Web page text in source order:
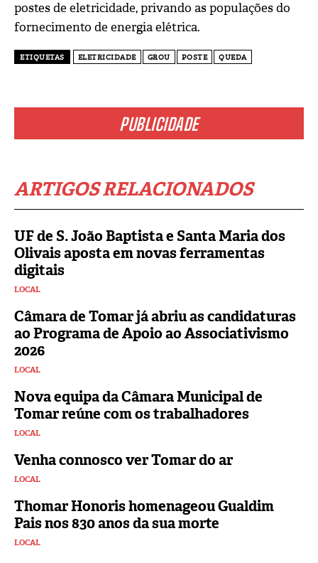
PUBLICIDADE
ARTIGOS RELACIONADOS
UF de S. João Baptista e Santa Maria dos
Olivais aposta em novas ferramentas
digitais
LOCAL
Câmara de Tomar já abriu as candidaturas
ao Programa de Apoio ao Associativismo
2026
LOCAL
Nova equipa da Câmara Municipal de
Tomar reúne com os trabalhadores
LOCAL
Venha connosco ver Tomar do ar
LOCAL
Thomar Honoris homenageou Gualdim
Pais nos 830 anos da sua morte
LOCAL
postes de eletricidade, privando as populações do
fornecimento de energia elétrica.
ETIQUETAS ELETRICIDADE GROU POSTE QUEDA